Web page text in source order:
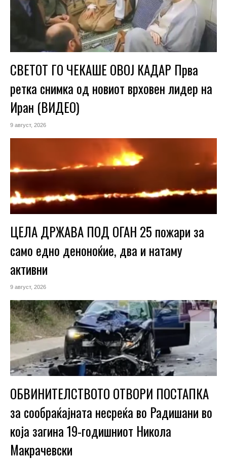
СВЕТОТ ГО ЧЕКАШЕ ОВОЈ КАДАР Прва
ретка снимка од новиот врховен лидер на
Иран (ВИДЕО)
9 август, 2026
ЦЕЛА ДРЖАВА ПОД ОГАН 25 пожари за
само едно деноноќие, два и натаму
активни
9 август, 2026
ОБВИНИТЕЛСТВОТО ОТВОРИ ПОСТАПКА
за сообраќајната несреќа во Радишани во
која загина 19-годишниот Никола
Макрачевски